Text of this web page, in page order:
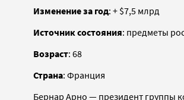
Изменение за год: + $7,5 млрд
Источник состояния: предметы
Возраст: 68
Страна: Франция
Бернар Арно — президент группы